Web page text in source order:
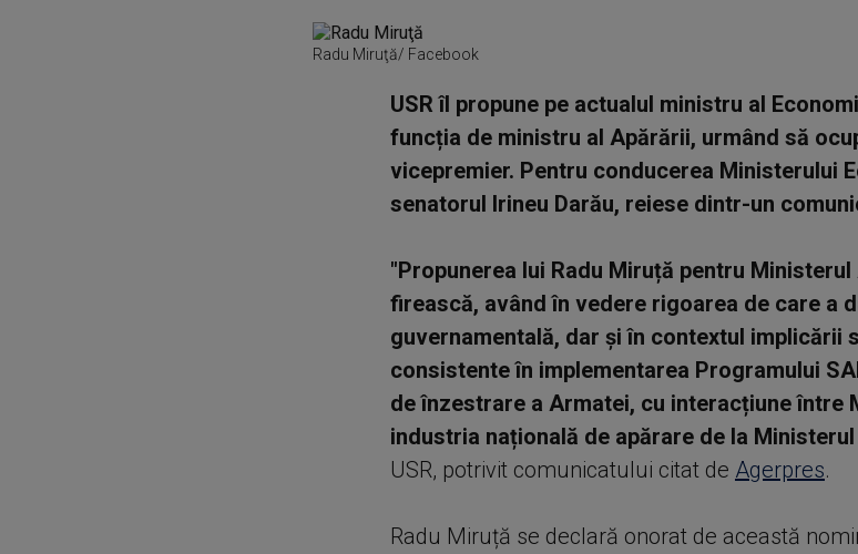
Radu Miruţă/ Facebook
USR îl propune pe actualul ministru al
funcția de ministru al Apărării, urmând să
vicepremier. Pentru conducerea Ministerului
senatorul Irineu Darău, reiese dintr-un
"Propunerea lui Radu Miruță pentru
firească, având în vedere rigoarea de care a
guvernamentală, dar și în contextul implicării
consistente în implementarea Programului
de înzestrare a Armatei, cu interacțiune între
industria națională de apărare de la
USR, potrivit comunicatului citat de Agerpres.
Radu Miruță se declară onorat de această